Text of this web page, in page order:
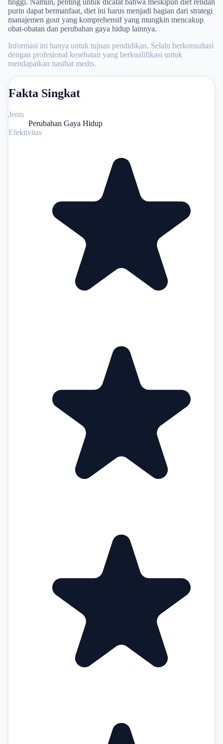
purin dapat bermanfaat, diet ini harus menjadi bagian dari strategi
manajemen gout yang komprehensif yang mungkin mencakup
obat-obatan dan perubahan gaya hidup lainnya.
Informasi ini hanya untuk tujuan pendidikan. Selalu berkonsultasi
dengan profesional kesehatan yang berkualifikasi untuk
mendapatkan nasihat medis.
Fakta Singkat
Jenis
Perubahan Gaya Hidup
Efektivitas